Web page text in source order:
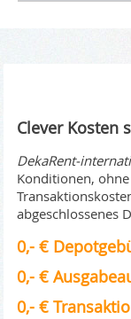
Clever Kosten
DekaRent-
Konditionen,
abgeschlossenes
0,- €
0,- €
0,- €